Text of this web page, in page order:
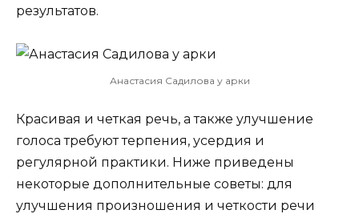
результатов.
Анастасия Садилова у арки
Красивая и четкая речь, а также улучшение
голоса требуют терпения, усердия и
регулярной практики. Ниже приведены
некоторые дополнительные советы: для
улучшения произношения и четкости речи